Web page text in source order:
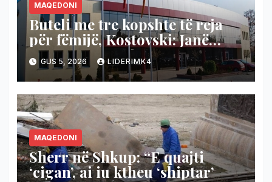
MAQEDONI
Buteli me tre kopshte të reja
për fëmijë, Kostovski: Janë
siguruar fondet edhe për
kopshtin në Vizbeg
GUS 5, 2026 LIDERIMK4
MAQEDONI
Sherr në Shkup: “E quajti
‘cigan’, ai iu ktheu ‘shiptar’